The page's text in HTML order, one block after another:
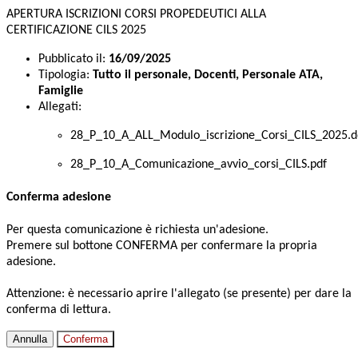
APERTURA ISCRIZIONI CORSI PROPEDEUTICI ALLA
CERTIFICAZIONE CILS 2025
Pubblicato il: 16/09/2025
Tipologia: Tutto il personale, Docenti, Personale ATA,
Famiglie
Allegati:
28_P_10_A_Comunicazione_avvio_corsi_CILS.pdf
Conferma adesione
Per questa comunicazione è richiesta un'adesione.
Premere sul bottone CONFERMA per confermare la propria
adesione.
Attenzione: è necessario aprire l'allegato (se presente) per dare la
conferma di lettura.
Annulla Conferma